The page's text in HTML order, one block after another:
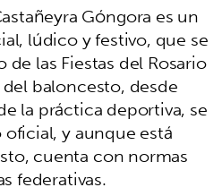
Góngora es un
lúdico y festivo, que se
las Fiestas del Rosario
baloncesto, desde
la práctica deportiva, se
y aunque está
cuenta con normas
federativas.